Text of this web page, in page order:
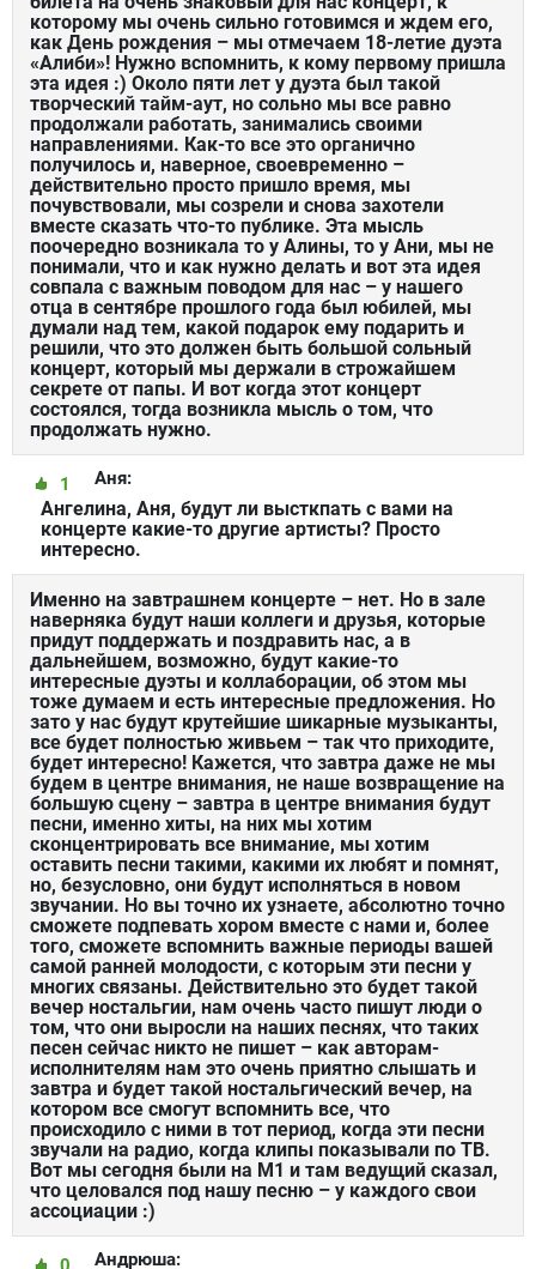
которому мы очень сильно готовимся и ждем его,
как День рождения – мы отмечаем 18-летие дуэта
«Алиби»! Нужно вспомнить, к кому первому пришла
эта идея :) Около пяти лет у дуэта был такой
творческий тайм-аут, но сольно мы все равно
продолжали работать, занимались своими
направлениями. Как-то все это органично
получилось и, наверное, своевременно –
действительно просто пришло время, мы
почувствовали, мы созрели и снова захотели
вместе сказать что-то публике. Эта мысль
поочередно возникала то у Алины, то у Ани, мы не
понимали, что и как нужно делать и вот эта идея
совпала с важным поводом для нас – у нашего
отца в сентябре прошлого года был юбилей, мы
думали над тем, какой подарок ему подарить и
решили, что это должен быть большой сольный
концерт, который мы держали в строжайшем
секрете от папы. И вот когда этот концерт
состоялся, тогда возникла мысль о том, что
продолжать нужно.
Аня:
1
Ангелина, Аня, будут ли высткпать с вами на
концерте какие-то другие артисты? Просто
интересно.
Именно на завтрашнем концерте – нет. Но в зале
наверняка будут наши коллеги и друзья, которые
придут поддержать и поздравить нас, а в
дальнейшем, возможно, будут какие-то
интересные дуэты и коллаборации, об этом мы
тоже думаем и есть интересные предложения. Но
зато у нас будут крутейшие шикарные музыканты,
все будет полностью живьем – так что приходите,
будет интересно! Кажется, что завтра даже не мы
будем в центре внимания, не наше возвращение на
большую сцену – завтра в центре внимания будут
песни, именно хиты, на них мы хотим
сконцентрировать все внимание, мы хотим
оставить песни такими, какими их любят и помнят,
но, безусловно, они будут исполняться в новом
звучании. Но вы точно их узнаете, абсолютно точно
сможете подпевать хором вместе с нами и, более
того, сможете вспомнить важные периоды вашей
самой ранней молодости, с которым эти песни у
многих связаны. Действительно это будет такой
вечер ностальгии, нам очень часто пишут люди о
том, что они выросли на наших песнях, что таких
песен сейчас никто не пишет – как авторам-
исполнителям нам это очень приятно слышать и
завтра и будет такой ностальгический вечер, на
котором все смогут вспомнить все, что
происходило с ними в тот период, когда эти песни
звучали на радио, когда клипы показывали по ТВ.
Вот мы сегодня были на М1 и там ведущий сказал,
что целовался под нашу песню – у каждого свои
ассоциации :)
Андрюша:
0